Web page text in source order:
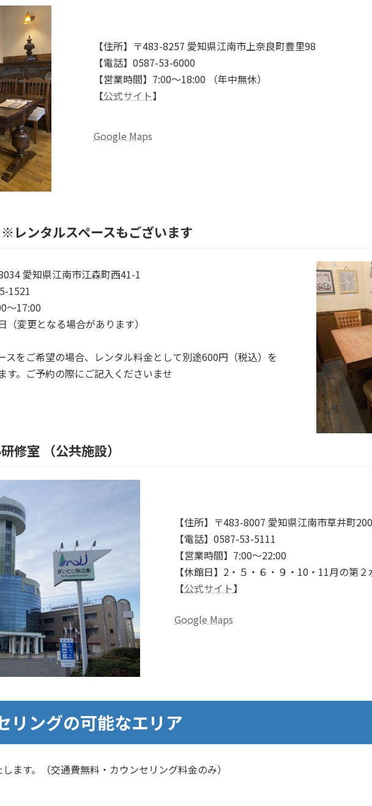
【住所】〒483-8257 愛知県江南市上奈良町豊里98
【電話】0587-53-6000
【営業時間】7:00～18:00 （年中無休）
【公式サイト】
Google Maps
ンタルスペースもございます
愛知県江南市江森町西41-1
1521
～17:00
（変更となる場合があります）
スをご希望の場合、レンタル料金として別途600円（税込）を
す。ご予約の際にご記入くださいませ
修室 （公共施設）
【住所】〒483-8007 愛知県江南市草井町200
【電話】0587-53-5111
【営業時間】7:00～22:00
【休館日】2・５・６・９・10・11月の第２
【公式サイト】
Google Maps
リングの可能なエリア
ます。（交通費無料・カウンセリング料金のみ）